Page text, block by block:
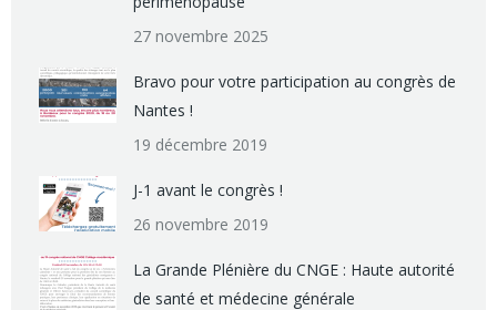
27 novembre 2025
Bravo pour votre participation au congrès de
Nantes !
19 décembre 2019
J-1 avant le congrès !
26 novembre 2019
La Grande Plénière du CNGE : Haute autorité
de santé et médecine générale